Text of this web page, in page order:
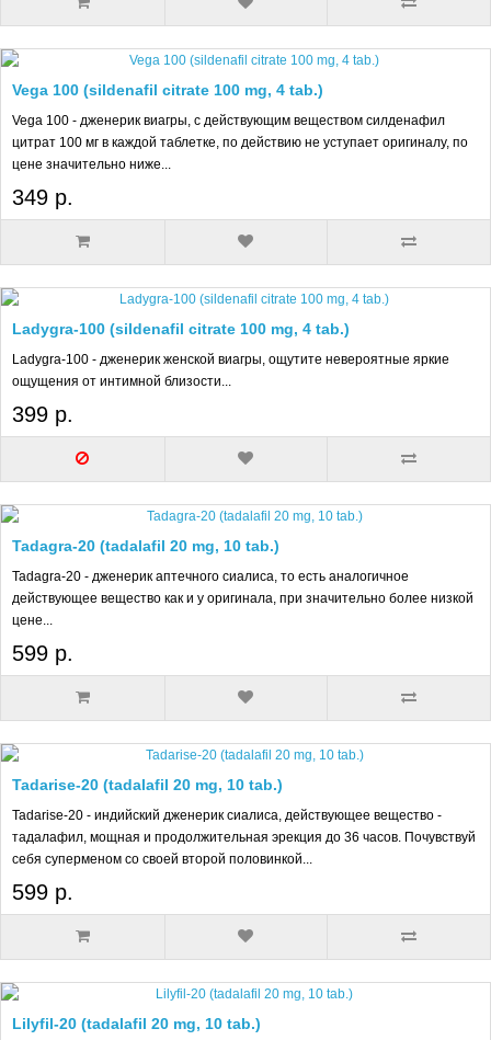
Vega 100 (sildenafil citrate 100 mg, 4 tab.)
Vega 100 - дженерик виагры, с действующим веществом силденафил
цитрат 100 мг в каждой таблетке, по действию не уступает оригиналу, по
цене значительно ниже...
349 р.
Ladygra-100 (sildenafil citrate 100 mg, 4 tab.)
Ladygra-100 - дженерик женской виагры, ощутите невероятные яркие
ощущения от интимной близости...
399 р.
Tadagra-20 (tadalafil 20 mg, 10 tab.)
Tadagra-20 - дженерик аптечного сиалиса, то есть аналогичное
действующее вещество как и у оригинала, при значительно более низкой
цене...
599 р.
Tadarise-20 (tadalafil 20 mg, 10 tab.)
Tadarise-20 - индийский дженерик сиалиса, действующее вещество -
тадалафил, мощная и продолжительная эрекция до 36 часов. Почувствуй
себя суперменом со своей второй половинкой...
599 р.
Lilyfil-20 (tadalafil 20 mg, 10 tab.)